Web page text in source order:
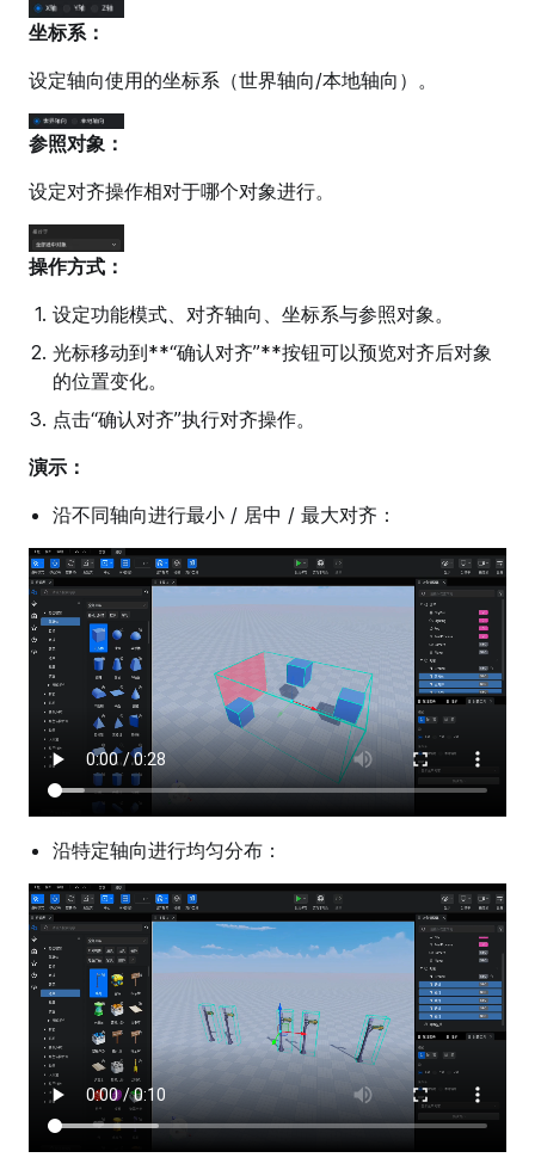
坐标系：
设定轴向使用的坐标系（世界轴向/本地轴向）。
参照对象：
设定对齐操作相对于哪个对象进行。
操作方式：
设定功能模式、对齐轴向、坐标系与参照对象。
光标移动到**“确认对齐”**按钮可以预览对齐后对象
的位置变化。
点击“确认对齐”执行对齐操作。
演示：
沿不同轴向进行最小 / 居中 / 最大对齐：
沿特定轴向进行均匀分布：